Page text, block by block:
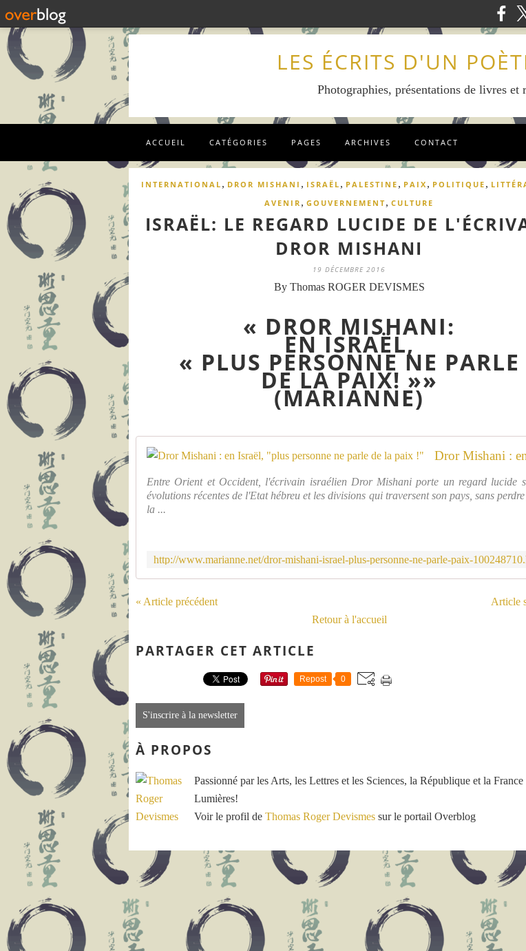
LES ÉCRITS D'UN
Photographies, présentations de livres et
ACCUEIL CATÉGORIES PAGES ARCHIVES CONTACT
INTERNATIONAL , DROR MISHANI , ISRAËL , PALESTINE , PAIX , POLITIQUE ,
AVENIR , GOUVERNEMENT, CULTURE
ISRAËL: LE REGARD LUCIDE DE
DROR MISHANI
19 DÉCEMBRE 2016
By Thomas ROGER DEVISMES
« DROR MISHANI:
EN ISRAËL,
« PLUS PERSONNE NE PARLE
DE LA PAIX! »»
(MARIANNE)
Entre Orient et Occident, l'écrivain israélien Dror Mishani porte un regard lucide
évolutions récentes de l'Etat hébreu et les divisions qui traversent son pays, sans
la ...
http://www.marianne.net/dror-mishani-israel-plus-personne-ne-parle-paix-
« Article précédent
Article
Retour à l'accueil
PARTAGER CET ARTICLE
Repost 0
S'inscrire à la newsletter
À PROPOS
Passionné par les Arts, les Lettres et les Sciences, la République et la France
Lumières!
Voir le profil de Thomas Roger Devismes sur le portail Overblog